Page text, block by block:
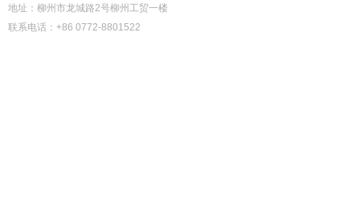
地址：柳州市龙城路2号柳州工贸一楼
联系电话：+86 0772-8801522